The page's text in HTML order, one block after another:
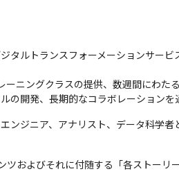
タルトランスフォーメーションサー
ーニングクラスの提供、数週間にわ
の開発、長期的なコラボレーション
ンジニア、アナリスト、データ科学
ツおよびそれに付随する「各ストー